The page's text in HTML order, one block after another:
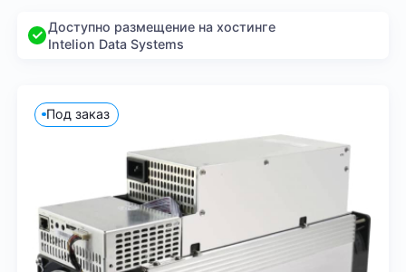
Доступно размещение на хостинге
Intelion Data Systems
Под заказ